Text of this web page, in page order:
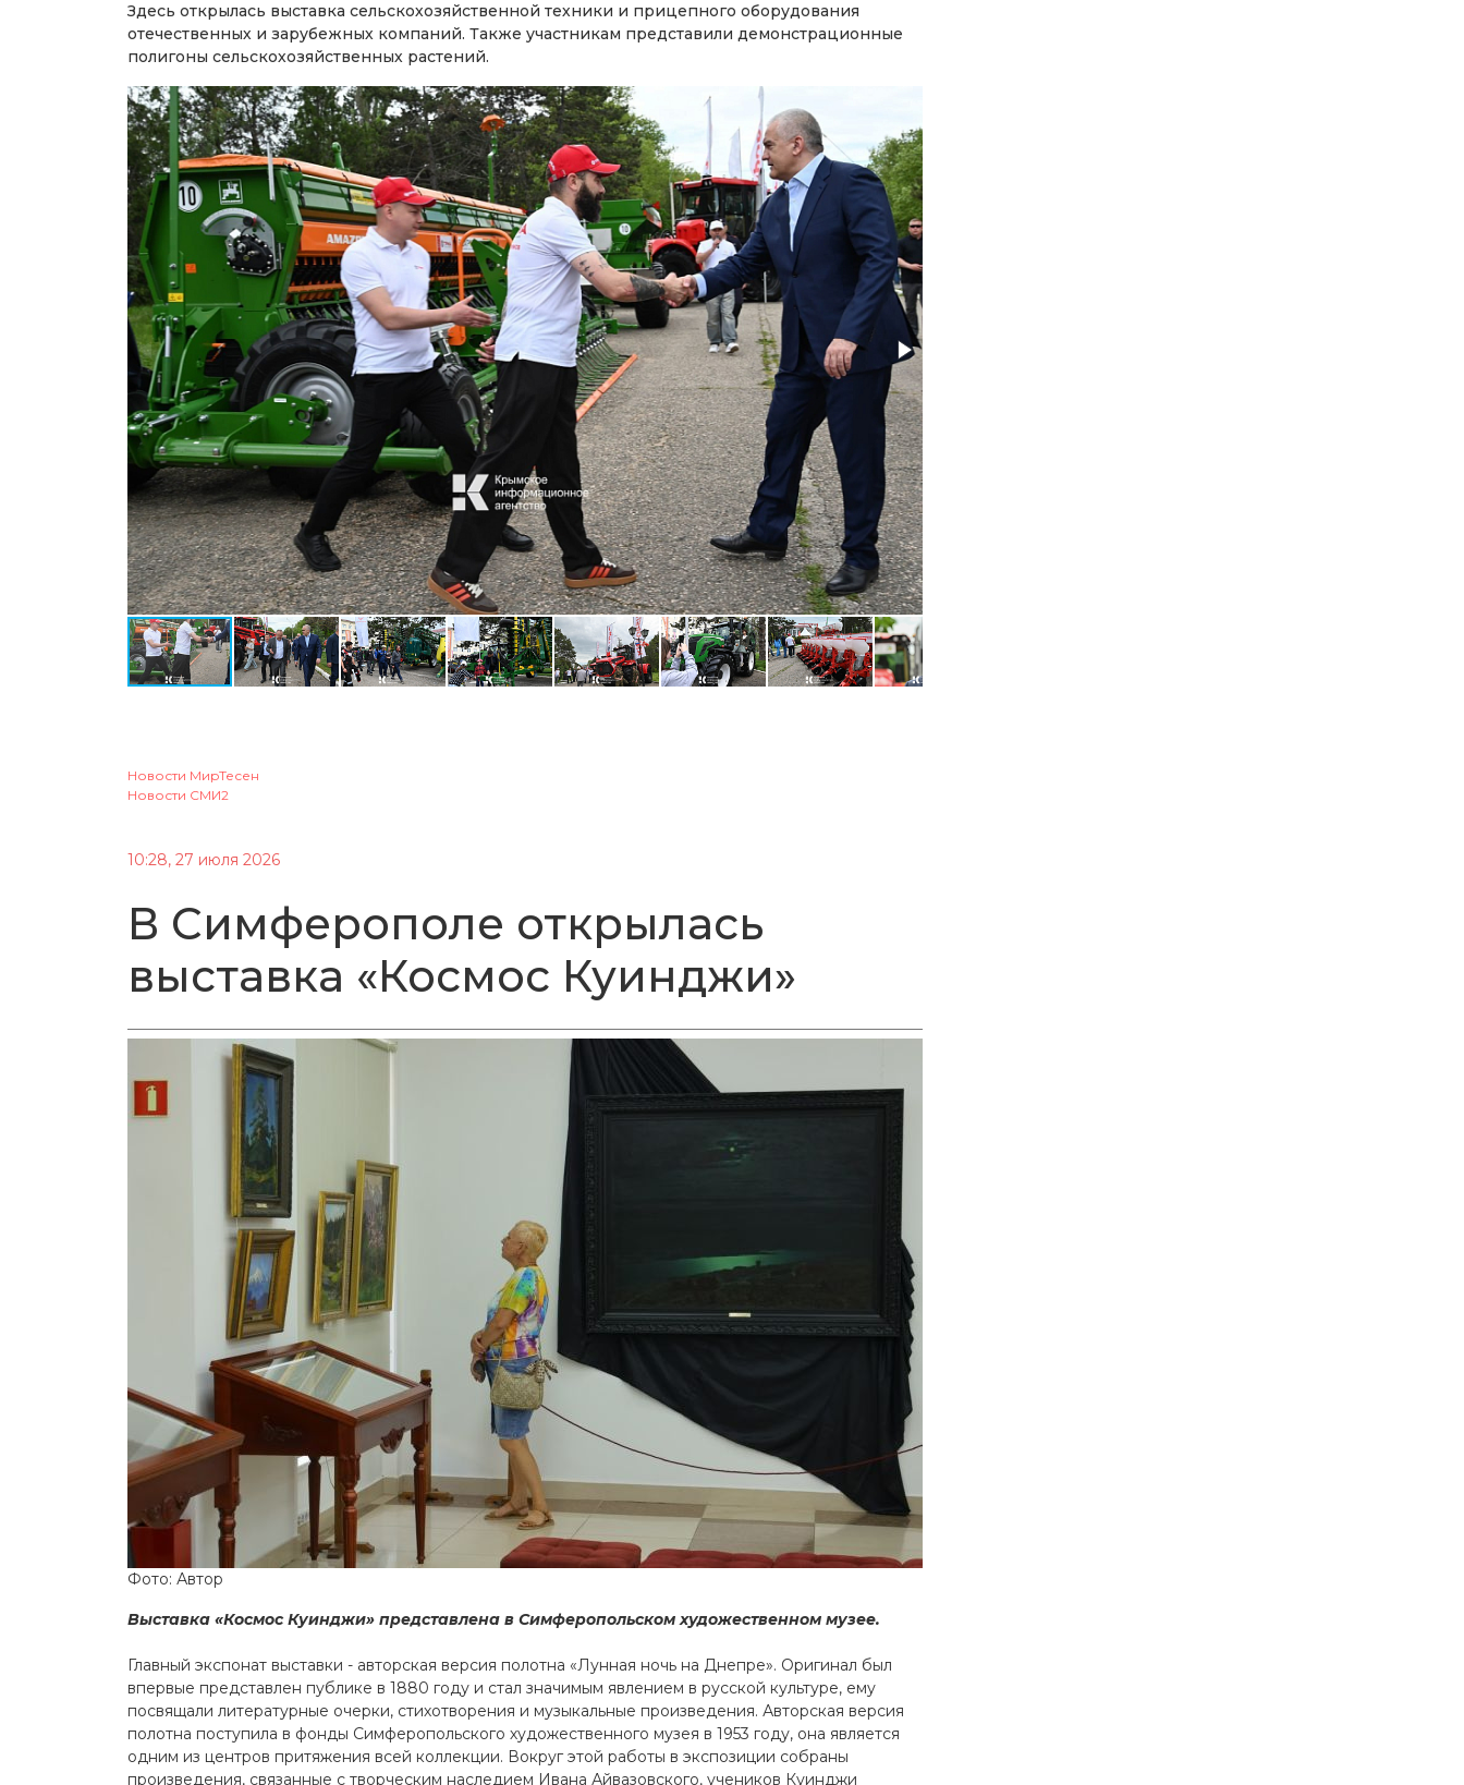
Здесь открылась выставка сельскохозяйственной техники и прицепного оборудования
отечественных и зарубежных компаний. Также участникам представили демонстрационные
полигоны сельскохозяйственных растений.
Новости МирТесен
Новости СМИ2
10:28, 27 июля 2026
В Симферополе открылась
выставка «Космос Куинджи»
Фото: Автор
Выставка «Космос Куинджи» представлена в Симферопольском художественном музее.
Главный экспонат выставки - авторская версия полотна «Лунная ночь на Днепре». Оригинал был
впервые представлен публике в 1880 году и стал значимым явлением в русской культуре, ему
посвящали литературные очерки, стихотворения и музыкальные произведения. Авторская версия
полотна поступила в фонды Симферопольского художественного музея в 1953 году, она является
одним из центров притяжения всей коллекции. Вокруг этой работы в экспозиции собраны
произведения, связанные с творческим наследием Ивана Айвазовского, учеников Куинджи